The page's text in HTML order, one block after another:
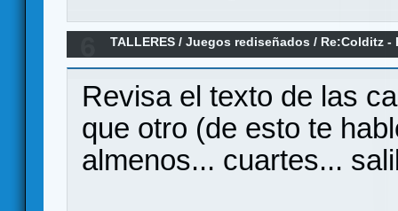
TALLERES /Juegos rediseñados / Re:Colditz -
Revisa el texto de las
que otro (de esto te
almenos... cuartes...